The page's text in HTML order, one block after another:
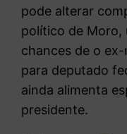
pode alterar
político de Moro,
chances de o
para deputado
ainda alimenta
presidente.